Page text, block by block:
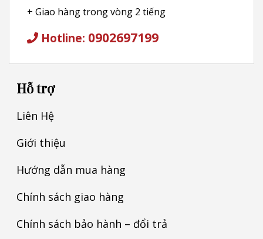
+ Giao hàng trong vòng 2 tiếng
Hotline: 0902697199
Hỗ trợ
Liên Hệ
Giới thiệu
Hướng dẫn mua hàng
Chính sách giao hàng
Chính sách bảo hành – đổi trả